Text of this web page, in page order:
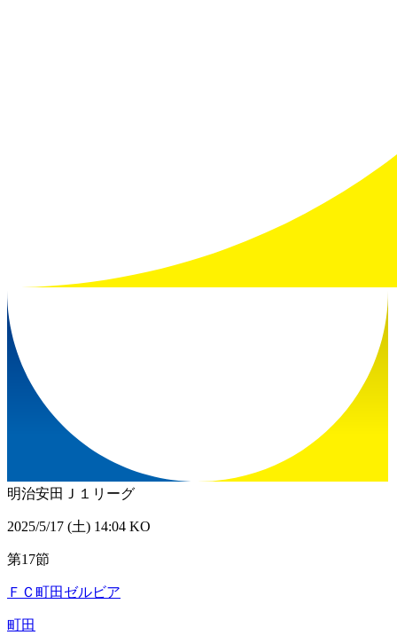
明治安田Ｊ１リーグ
2025/5/17 (土) 14:04 KO
第17節
ＦＣ町田ゼルビア
町田